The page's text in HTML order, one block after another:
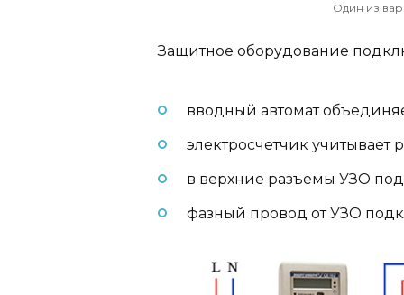
Один из
Защитное оборудование
вводный автомат
электросчетчик учитывает
в верхние разъемы УЗО
фазный провод от УЗО